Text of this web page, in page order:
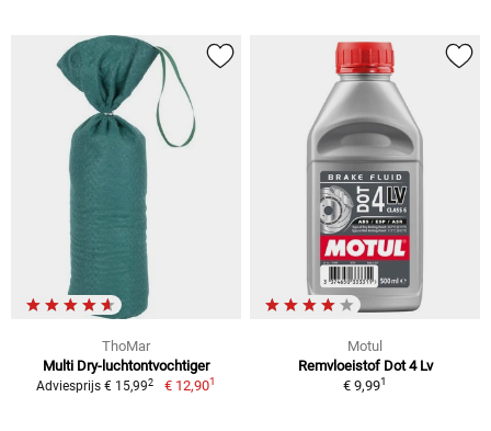
ThoMar
Multi Dry-luchtontvochtiger
Adviesprijs € 15,992 € 12,901
Motul
Remvloeistof Dot 4 Lv
€ 9,991